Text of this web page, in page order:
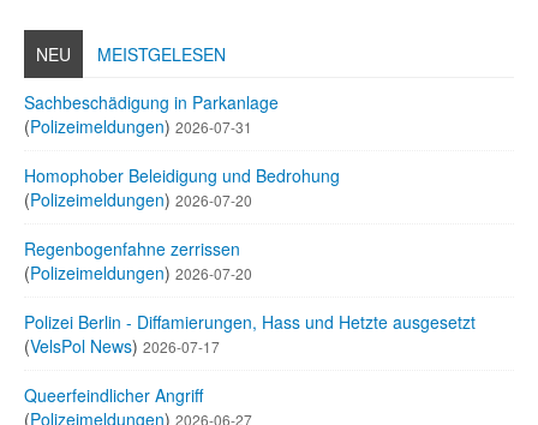
NEU
MEISTGELESEN
Sachbeschädigung in Parkanlage
(Polizeimeldungen) 2026-07-31
Homophober Beleidigung und Bedrohung
(Polizeimeldungen) 2026-07-20
Regenbogenfahne zerrissen
(Polizeimeldungen) 2026-07-20
Polizei Berlin - Diffamierungen, Hass und Hetzte ausgesetzt
(VelsPol News) 2026-07-17
Queerfeindlicher Angriff
(Polizeimeldungen) 2026-06-27